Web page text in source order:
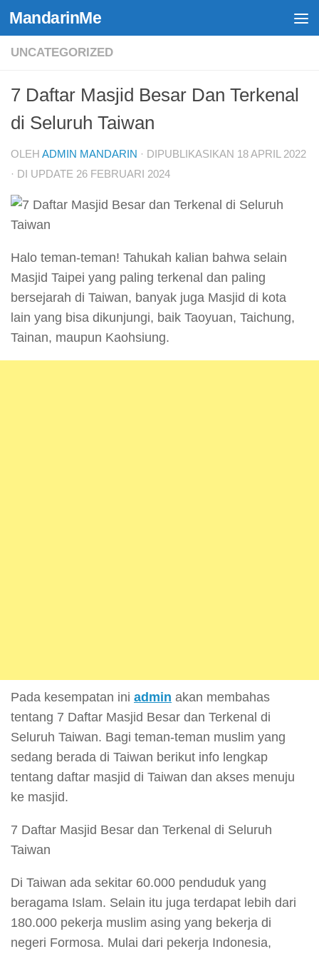
Skip to content
MandarinMe
UNCATEGORIZED
7 Daftar Masjid Besar Dan Terkenal
di Seluruh Taiwan
OLEH ADMIN MANDARIN · DIPUBLIKASIKAN 18 APRIL 2022
· DI UPDATE 26 FEBRUARI 2024
Halo teman-teman! Tahukah kalian bahwa selain
Masjid Taipei yang paling terkenal dan paling
bersejarah di Taiwan, banyak juga Masjid di kota
lain yang bisa dikunjungi, baik Taoyuan, Taichung,
Tainan, maupun Kaohsiung.
Pada kesempatan ini admin akan membahas
tentang 7 Daftar Masjid Besar dan Terkenal di
Seluruh Taiwan. Bagi teman-teman muslim yang
sedang berada di Taiwan berikut info lengkap
tentang daftar masjid di Taiwan dan akses menuju
ke masjid.
7 Daftar Masjid Besar dan Terkenal di Seluruh
Taiwan
Di Taiwan ada sekitar 60.000 penduduk yang
beragama Islam. Selain itu juga terdapat lebih dari
180.000 pekerja muslim asing yang bekerja di
negeri Formosa. Mulai dari pekerja Indonesia,